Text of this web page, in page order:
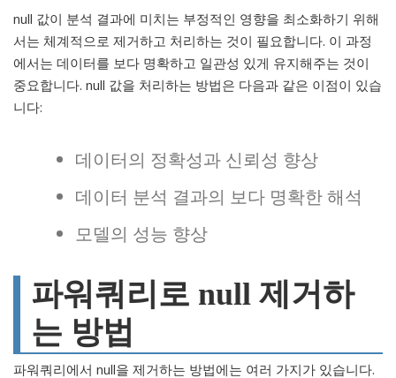
null 값이 분석 결과에 미치는 부정적인 영향을 최소화하기 위해
서는 체계적으로 제거하고 처리하는 것이 필요합니다. 이 과정
에서는 데이터를 보다 명확하고 일관성 있게 유지해주는 것이
중요합니다. null 값을 처리하는 방법은 다음과 같은 이점이 있습
니다:
데이터의 정확성과 신뢰성 향상
데이터 분석 결과의 보다 명확한 해석
모델의 성능 향상
파워쿼리로 null 제거하
는 방법
파워쿼리에서 null을 제거하는 방법에는 여러 가지가 있습니다.